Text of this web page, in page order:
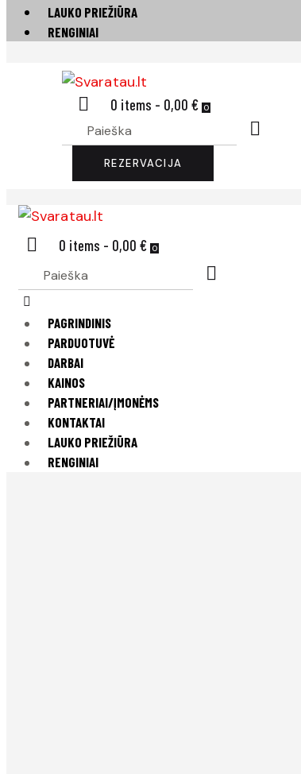
LAUKO PRIEŽIŪRA
RENGINIAI
0 items - 0,00 € 0
REZERVACIJA
0 items - 0,00 € 0
PAGRINDINIS
PARDUOTUVĖ
DARBAI
KAINOS
PARTNERIAI/ĮMONĖMS
KONTAKTAI
LAUKO PRIEŽIŪRA
RENGINIAI